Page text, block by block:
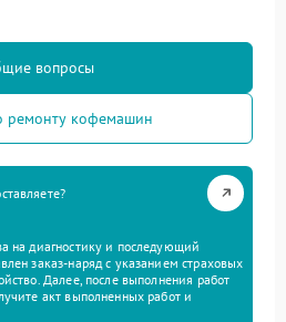
вопросы
ремонту кофемашин
на диагностику и последующий
заказ-наряд с указанием страховых
Далее, после выполнения работ
акт выполненных работ и